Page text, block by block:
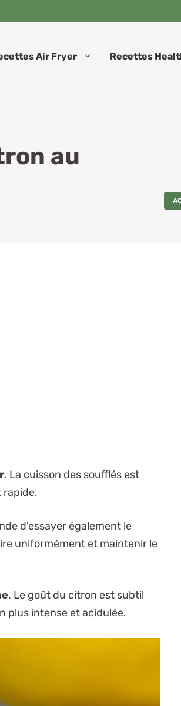
Air Fryer Recettes
au
. La cuisson des soufflés est
rapide.
d'essayer également le
uniformément et maintenir le
. Le goût du citron est subtil
plus intense et acidulée.